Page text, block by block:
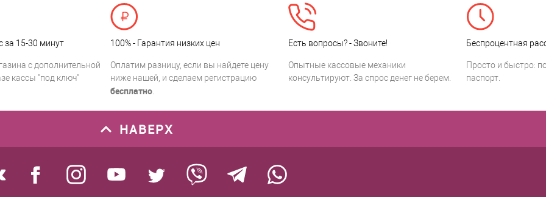
за 15-30 минут
с дополнительной
кассы "под ключ"
100% - Гарантия низких цен
Оплатим разницу, если вы найдете цену
ниже нашей, и сделаем регистрацию
бесплатно
Есть вопросы? - Звоните!
Опытные кассовые механики
консультируют. За спрос денег не берем.
Беспроцентная
Просто и быстро:
паспорт.
НАВЕРХ